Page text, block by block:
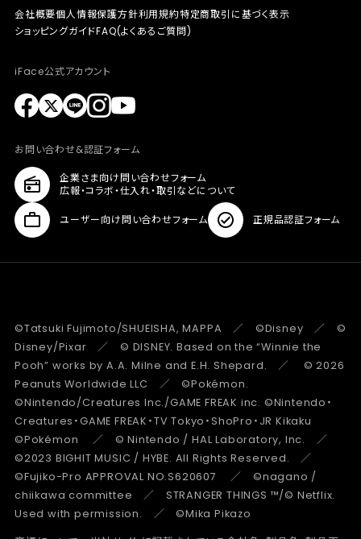
会社概要個人情報保護方針利用規約特定商取引に基づく表示
ショッピングガイドFAQ(よくあるご質問)
iFace公式アカウント
お問い合わせ&認証フォーム
企業さま向け問い合わせフォーム
広報・コラボ・仕入れ・取引などについて
ユーザー向け問い合わせフォーム 正規品認証フォーム
©Tatsuki Fujimoto/SHUEISHA, MAPPA ／ ©Disney ／ ©
Disney/Pixar ／ © DISNEY. Based on the “Winnie the
Pooh” works by A.A. Milne and E.H. Shepard. ／ © 2026
Peanuts Worldwide LLC ／ ©Pokémon.
©Nintendo/Creatures Inc./GAME FREAK inc. ©Nintendo・
Creatures・GAME FREAK・TV Tokyo・ShoPro・JR Kikaku
©Pokémon ／ © Nintendo / HAL Laboratory, Inc. ／
©2023 BIGHIT MUSIC / HYBE. All Rights Reserved. ／
©Fujiko-Pro APPROVAL NO.S620607 ／ ©nagano /
chiikawa committee ／ STRANGER THINGS ™/© Netflix.
Used with permission. ／ ©Mika Pikazo